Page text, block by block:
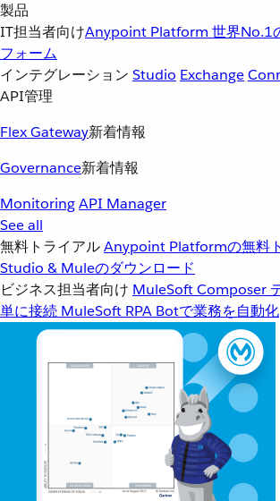
製品
IT担当者向けAnypoint Platform 世界No.1
フォーム
インテグレーション Studio Exchange
API管理
Flex Gateway新着情報
Governance新着情報
MonitoringAPI Manager
See all
無料トライアルAnypoint Platformの無料
Studio & Muleのダウンロード
ビジネス担当者向け MuleSoft Composer
単に接続 MuleSoft RPA Botで業務を自動化